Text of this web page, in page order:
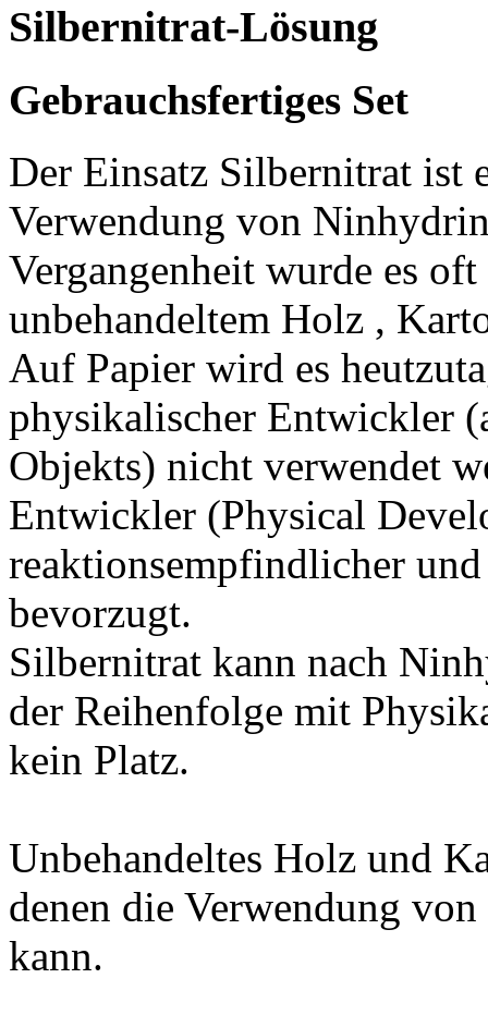
Silbernitrat-Lösung
Gebrauchsfertiges Set
Der Einsatz Silbernitrat ist
Verwendung von
Vergangenheit wurde es
unbehandeltem Holz ,
Auf Papier wird es
physikalischer Entwickler
Objekts) nicht verwendet
Entwickler (Physical
reaktionsempfindlicher
bevorzugt.
Silbernitrat kann nach
der Reihenfolge mit
kein Platz.
Unbehandeltes Holz und
denen die Verwendung
kann.